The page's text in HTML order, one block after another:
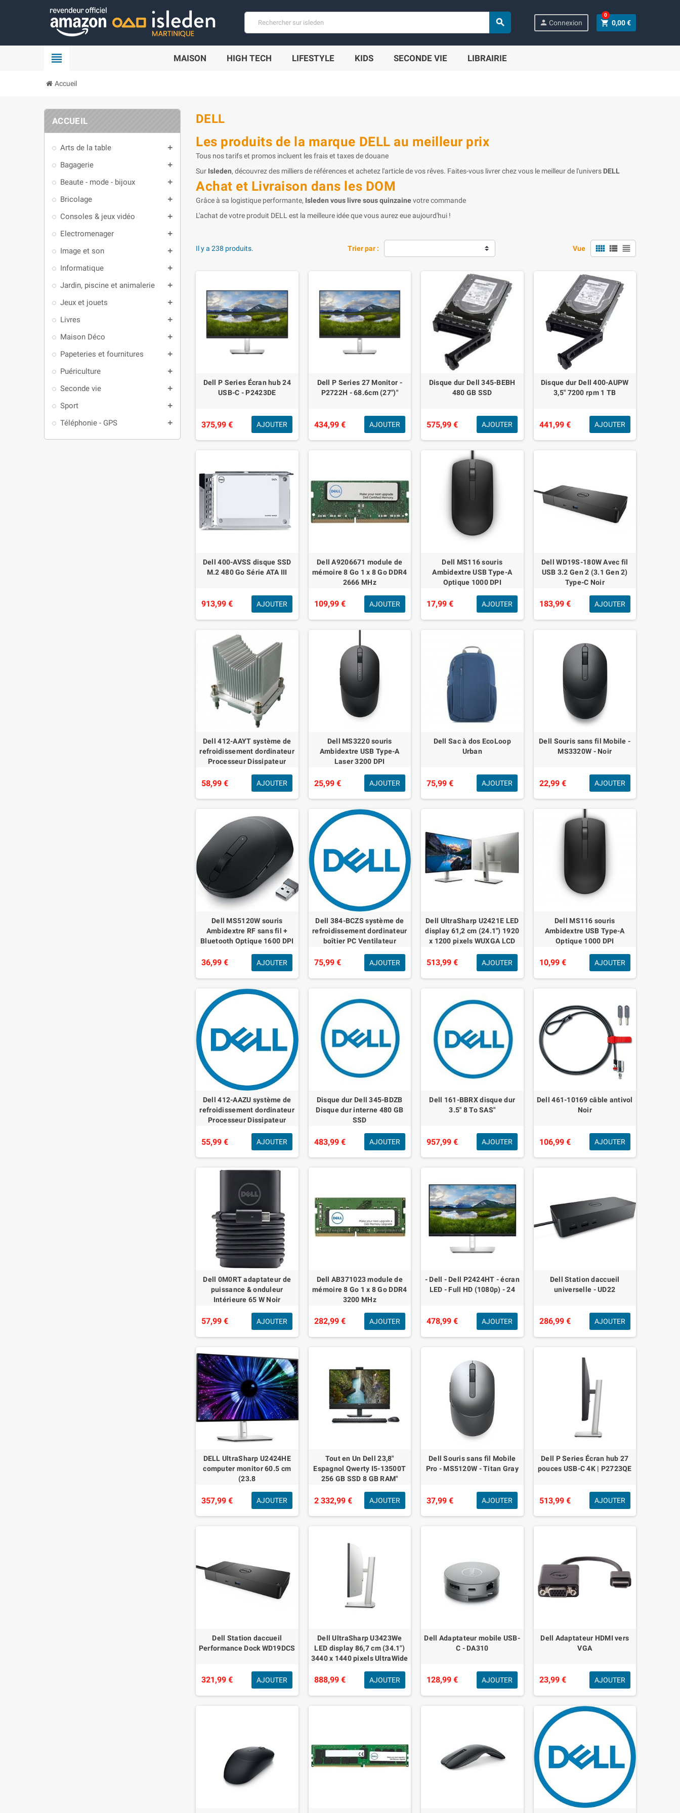
 person Connexion shopping_cart 0,00 €
0
view_headline MAISON HIGH TECH LIFESTYLE KIDS SECONDE VIE LIBRAIRIE
Accueil
ACCUEIL
Arts de la table add
Bagagerie add
Beaute - mode - bijoux add
Bricolage add
Consoles & jeux vidéo add
Electromenager add
Image et son add
Informatique add
Jardin, piscine et animalerie add
Jeux et jouets add
Livres add
Maison Déco add
Papeteries et fournitures add
Puériculture add
Seconde vie add
Sport add
Téléphonie - GPS add
DELL
Les produits de la marque DELL au meilleur prix
Tous nos tarifs et promos incluent les frais et taxes de douane
Sur Isleden, découvrez des milliers de références et achetez l'article de vos rêves. Faites-vous livrer chez vous le meilleur de l'univers DELL
Achat et Livraison dans les DOM
Grâce à sa logistique performante, Isleden vous livre sous quinzainevotre commande
L'achat de votre produit DELL est la meilleure idée que vous aurez eue aujourd'hui !
Trier par : Vue view_comfy view_list view_headline
Il y a 238 produits.
Dell P Series Écran hub 24
USB-C - P2423DE
375,99 € AJOUTER
Dell P Series 27 Monitor -
P2722H - 68.6cm (27")"
434,99 € AJOUTER
Disque dur Dell 345-BEBH
480 GB SSD
575,99 € AJOUTER
Disque dur Dell 400-AUPW
3,5" 7200 rpm 1 TB
441,99 € AJOUTER
Dell 400-AVSS disque SSD
M.2 480 Go Série ATA III
913,99 € AJOUTER
Dell A9206671 module de
mémoire 8 Go 1 x 8 Go DDR4
2666 MHz
109,99 € AJOUTER
Dell MS116 souris
Ambidextre USB Type-A
Optique 1000 DPI
17,99 € AJOUTER
Dell WD19S-180W Avec fil
USB 3.2 Gen 2 (3.1 Gen 2)
Type-C Noir
183,99 € AJOUTER
Dell 412-AAYT système de
refroidissement dordinateur
Processeur Dissipateur
58,99 € AJOUTER
Dell MS3220 souris
Ambidextre USB Type-A
Laser 3200 DPI
25,99 € AJOUTER
Dell Sac à dos EcoLoop
Urban
75,99 € AJOUTER
Dell Souris sans fil Mobile -
MS3320W - Noir
22,99 € AJOUTER
Dell MS5120W souris
Ambidextre RF sans fil +
Bluetooth Optique 1600 DPI
36,99 € AJOUTER
Dell 384-BCZS système de
refroidissement dordinateur
boîtier PC Ventilateur
75,99 € AJOUTER
Dell UltraSharp U2421E LED
display 61,2 cm (24.1") 1920
x 1200 pixels WUXGA LCD
513,99 € AJOUTER
Dell MS116 souris
Ambidextre USB Type-A
Optique 1000 DPI
10,99 € AJOUTER
Dell 412-AAZU système de
refroidissement dordinateur
Processeur Dissipateur
55,99 € AJOUTER
Disque dur Dell 345-BDZB
Disque dur interne 480 GB
SSD
483,99 € AJOUTER
Dell 161-BBRX disque dur
3.5" 8 To SAS"
957,99 € AJOUTER
Dell 461-10169 câble antivol
Noir
106,99 € AJOUTER
Dell 0M0RT adaptateur de
puissance & onduleur
Intérieure 65 W Noir
57,99 € AJOUTER
Dell AB371023 module de
mémoire 8 Go 1 x 8 Go DDR4
3200 MHz
282,99 € AJOUTER
- Dell - Dell P2424HT - écran
LED - Full HD (1080p) - 24
478,99 € AJOUTER
Dell Station daccueil
universelle - UD22
286,99 € AJOUTER
DELL UltraSharp U2424HE
computer monitor 60.5 cm
(23.8
357,99 € AJOUTER
Tout en Un Dell 23,8"
Espagnol Qwerty I5-13500T
256 GB SSD 8 GB RAM"
2 332,99 € AJOUTER
Dell Souris sans fil Mobile
Pro - MS5120W - Titan Gray
37,99 € AJOUTER
Dell P Series Écran hub 27
pouces USB-C 4K | P2723QE
513,99 € AJOUTER
Dell Station daccueil
Performance Dock WD19DCS
321,99 € AJOUTER
Dell UltraSharp U3423We
LED display 86,7 cm (34.1")
3440 x 1440 pixels UltraWide
888,99 € AJOUTER
Dell Adaptateur mobile USB-
C - DA310
128,99 € AJOUTER
Dell Adaptateur HDMI vers
VGA
23,99 € AJOUTER